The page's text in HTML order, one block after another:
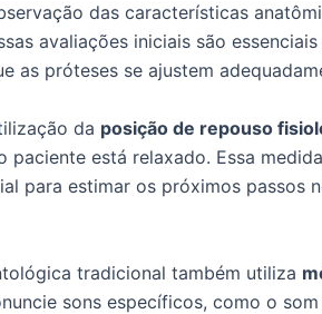
das características
avaliações iniciais são
as próteses se ajustem
da posição de repouso
paciente está relaxado. Essa
para estimar os próximos passos
tradicional também utiliza
sons específicos, como o som